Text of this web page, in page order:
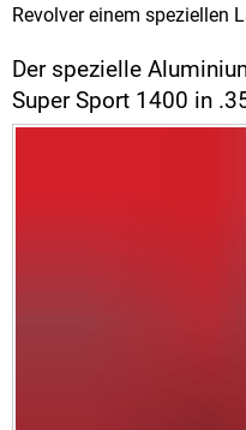
Revolver einem speziellen
Der spezielle
Super Sport 1400 in